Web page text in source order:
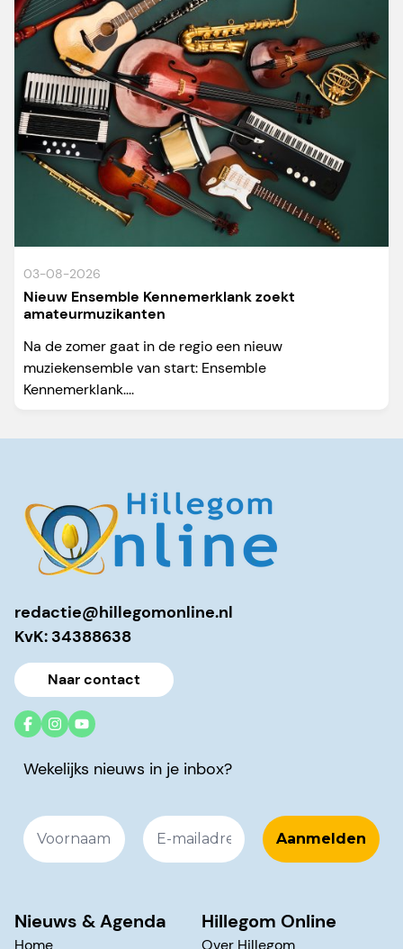
03-08-2026
Nieuw Ensemble Kennemerklank zoekt
amateurmuzikanten
Na de zomer gaat in de regio een nieuw
muziekensemble van start: Ensemble
Kennemerklank....
redactie@hillegomonline.nl
KvK: 34388638
Naar contact
Wekelijks nieuws in je inbox?
Nieuws & Agenda
Home
Hillegom Online
Over Hillegom